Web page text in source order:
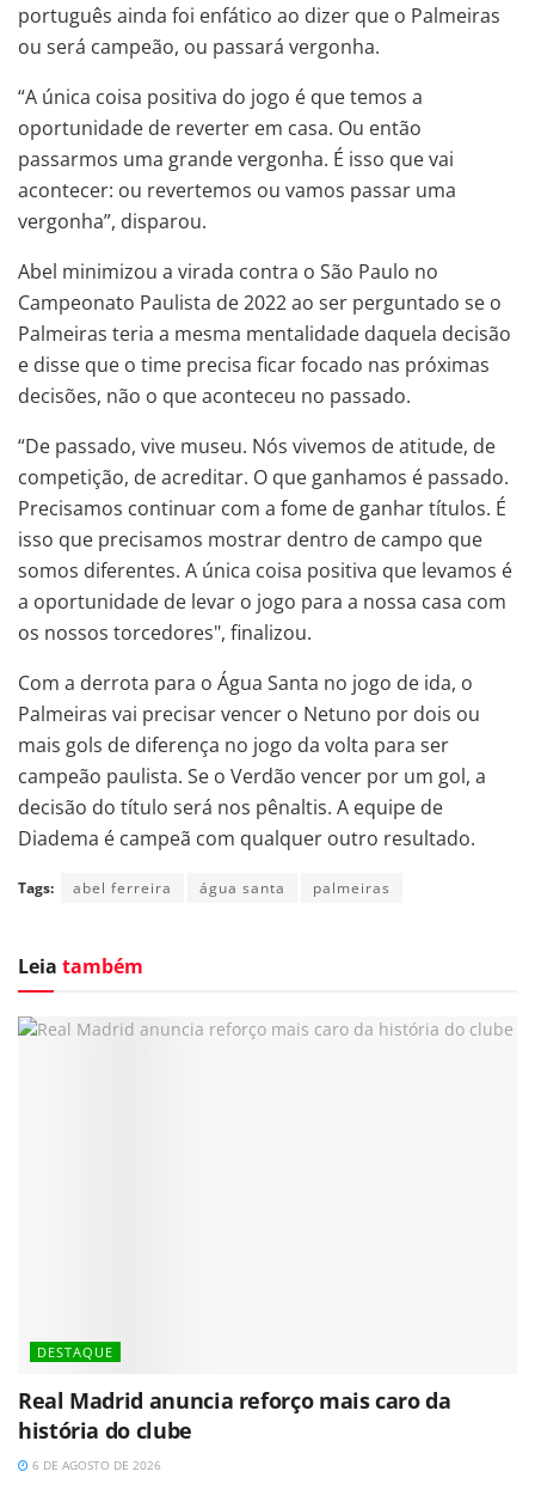
português ainda foi enfático ao dizer que o Palmeiras
ou será campeão, ou passará vergonha.
“A única coisa positiva do jogo é que temos a
oportunidade de reverter em casa. Ou então
passarmos uma grande vergonha. É isso que vai
acontecer: ou revertemos ou vamos passar uma
vergonha”, disparou.
Abel minimizou a virada contra o São Paulo no
Campeonato Paulista de 2022 ao ser perguntado se o
Palmeiras teria a mesma mentalidade daquela decisão
e disse que o time precisa ficar focado nas próximas
decisões, não o que aconteceu no passado.
“De passado, vive museu. Nós vivemos de atitude, de
competição, de acreditar. O que ganhamos é passado.
Precisamos continuar com a fome de ganhar títulos. É
isso que precisamos mostrar dentro de campo que
somos diferentes. A única coisa positiva que levamos é
a oportunidade de levar o jogo para a nossa casa com
os nossos torcedores", finalizou.
Com a derrota para o Água Santa no jogo de ida, o
Palmeiras vai precisar vencer o Netuno por dois ou
mais gols de diferença no jogo da volta para ser
campeão paulista. Se o Verdão vencer por um gol, a
decisão do título será nos pênaltis. A equipe de
Diadema é campeã com qualquer outro resultado.
Tags: abel ferreira água santa palmeiras
Leia também
DESTAQUE
Real Madrid anuncia reforço mais caro da
história do clube
6 DE AGOSTO DE 2026